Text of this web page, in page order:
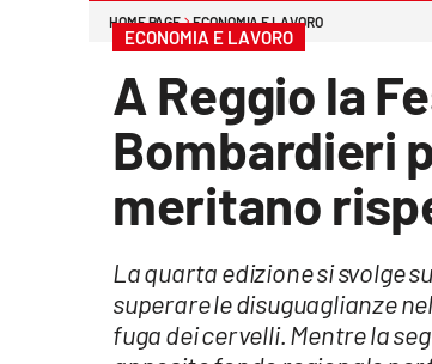
Economia e lavoro
HOME PAGE ECONOMIA E LAVORO
ECONOMIA E LAVORO
A Reggio la
Bombardieri
meritano
La quarta edizione si svolge
superare le disuguaglianze
fuga dei cervelli. Mentre la